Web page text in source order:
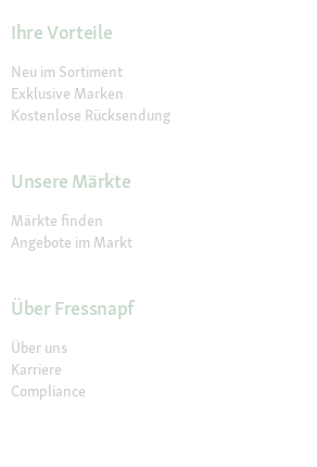
Ihre Vorteile
Neu im Sortiment
Exklusive Marken
Kostenlose Rücksendung
Unsere Märkte
Märkte finden
Angebote im Markt
Über Fressnapf
Über uns
Karriere
Compliance